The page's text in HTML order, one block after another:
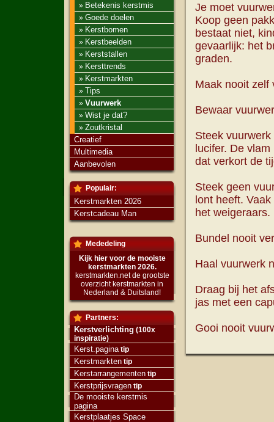
» Betekenis kerstmis
» Goede doelen
» Kerstbomen
» Kerstbeelden
» Kerststallen
» Kersttrends
» Kerstmarkten
» Tips
» Vuurwerk
» Wist je dat?
» Zoutkristal
Creatief
Multimedia
Aanbevolen
Populair:
Kerstmarkten 2026
Kerstcadeau Man
Mededeling
Kijk hier voor de mooiste
kerstmarkten 2026.
kerstmarkten.net de grootste
overzicht kerstmarkten in
Nederland & Duitsland!
Partners:
Kerstverlichting (100x
inspiratie)
Kerst.pagina tip
Kerstmarkten tip
Kerstarrangementen tip
Kerstprijsvragen tip
De mooiste kerstmis
pagina
Kerstplaatjes Space
Je moet
Koop geen
bestaat niet,
gevaarlijk: het
graden.
Maak nooit zelf
Bewaar
Steek
lucifer. De
dat verkort de
Steek geen
lont heeft.
het
Bundel nooit
Haal vuurwerk
Draag bij het
jas met een
Gooi nooit